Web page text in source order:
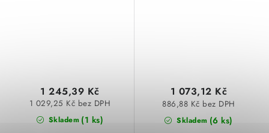
Skladem (1 ks)
1 029,25 Kč bez DPH
1 245,39 Kč
Skladem (6 ks)
886,88 Kč bez DPH
1 073,12 Kč